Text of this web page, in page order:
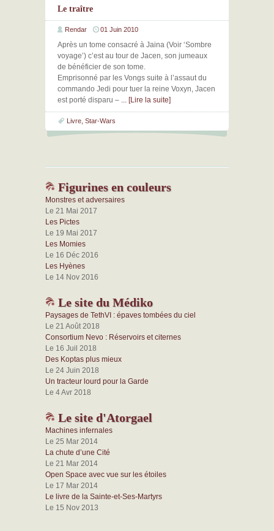
Le traître
Rendar 01 Juin 2010
Après un tome consacré à Jaina (Voir ‘Sombre
voyage’) c’est au tour de Jacen, son jumeaux
de bénéficier de son tome.
Emprisonné par les Vongs suite à l’assaut du
commando Jedi pour tuer la reine Voxyn, Jacen
est porté disparu – ... [Lire la suite]
Livre Star-Wars
Figurines en couleurs
Monstres et adversaires
Le 21 Mai 2017
Les Pictes
Le 19 Mai 2017
Les Momies
Le 16 Déc 2016
Les Hyènes
Le 14 Nov 2016
Le site du Médiko
Paysages de TethVI : épaves tombées du ciel
Le 21 Août 2018
Consortium Nevo : Réservoirs et citernes
Le 16 Juil 2018
Des Koptas plus mieux
Le 24 Juin 2018
Un tracteur lourd pour la Garde
Le 4 Avr 2018
Le site d'Atorgael
Machines infernales
Le 25 Mar 2014
La chute d’une Cité
Le 21 Mar 2014
Open Space avec vue sur les étoiles
Le 17 Mar 2014
Le livre de la Sainte-et-Ses-Martyrs
Le 15 Nov 2013